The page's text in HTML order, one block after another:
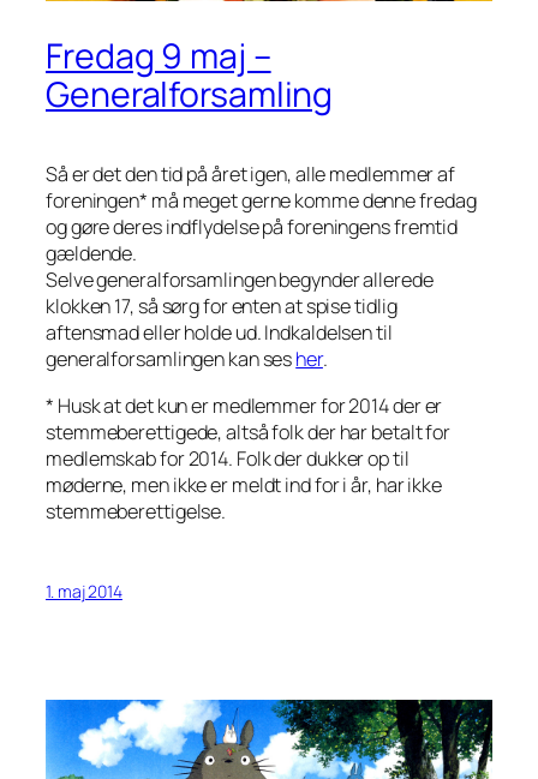
Fredag 9 maj –
Generalforsamling
Så er det den tid på året igen, alle medlemmer af
foreningen* må meget gerne komme denne fredag
og gøre deres indflydelse på foreningens fremtid
gældende.
Selve generalforsamlingen begynder allerede
klokken 17, så sørg for enten at spise tidlig
aftensmad eller holde ud. Indkaldelsen til
generalforsamlingen kan sesher.
* Husk at det kun er medlemmer for 2014 der er
stemmeberettigede, altså folk der har betalt for
medlemskab for 2014. Folk der dukker op til
møderne, men ikke er meldt ind for i år, har ikke
stemmeberettigelse.
1. maj 2014